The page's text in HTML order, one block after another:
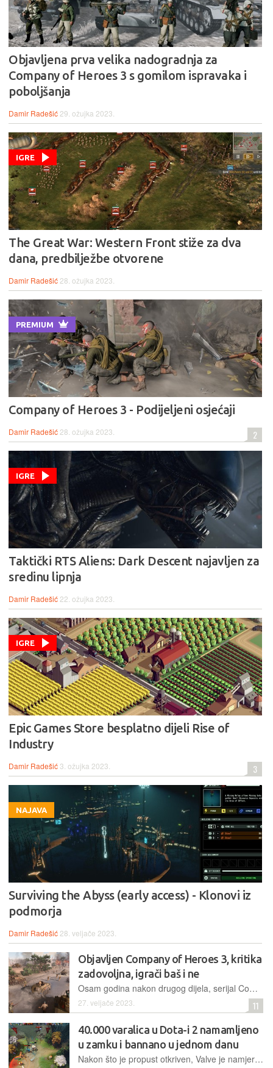
Objavljena prva velika nadogradnja za
Company of Heroes 3 s gomilom ispravaka i
poboljšanja
Damir Radešić 29. ožujka 2023.
IGRE
The Great War: Western Front stiže za dva
dana, predbilježbe otvorene
Damir Radešić 28. ožujka 2023.
PREMIUM
Company of Heroes 3 - Podijeljeni osjećaji
Damir Radešić 28. ožujka 2023. 2
IGRE
Taktički RTS Aliens: Dark Descent najavljen za
sredinu lipnja
Damir Radešić 22. ožujka 2023.
IGRE
Epic Games Store besplatno dijeli Rise of
Industry
Damir Radešić 3. ožujka 2023. 3
NAJAVA
Surviving the Abyss (early access) - Klonovi iz
podmorja
Damir Radešić 28. veljače 2023.
Objavljen Company of Heroes 3, kritika
zadovoljna, igrači baš i ne
Osam godina nakon drugog dijela, serijal Company of Heroes je dobio svoje treće poglavlje tematski smješteno u Italiju, te na priobalna područja sjeverne Afrike
27. veljače 2023. 11
40.000 varalica u Dota-i 2 namamljeno
u zamku i bannano u jednom danu
Nakon što je propust otkriven, Valve je namjerno objavio lažnu nadogradnju koja im je omogućila detektiranje računa korisnika koji se koriste dodatnim softverom za varanje u Dota-i 2